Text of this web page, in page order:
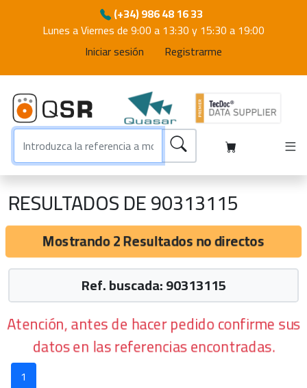
(+34) 986 48 16 33
Lunes a Viernes de 9:00 a 13:30 y 15:30 a 19:00
Iniciar sesión
Registrarme
RESULTADOS DE 90313115
Mostrando 2 Resultados no directos
Ref. buscada: 90313115
Atención, antes de hacer pedido confirme sus
datos en las referencias encontradas.
1